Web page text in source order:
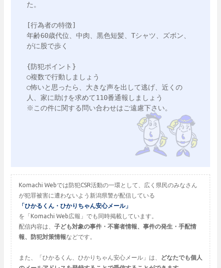
た。
[行為者の特徴]
年齢60歳代位、中肉、黒色短髪、Tシャツ、ズボン、
がに股で歩く
{防犯ポイント}
○複数で行動しましょう
○怖いと思ったら、大きな声を出して逃げ、近くの
人、家に助けを求めて110番通報しましょう
※この件に関する問い合わせはご遠慮下さい。
Komachi Webでは防犯CSR活動の一環として、広く県民のみなさん
が犯罪被害に遭わないよう新潟県警が配信している
「ひかるくん・ひかりちゃん安心メール」
を「Komachi Web広報」でも同時掲載しています。
配信内容は、 子ども対象の事件・不審者情報、事件の発生・手配情
報、防犯対策情報などです。
また、「ひかるくん、ひかりちゃん安心メール」は、
どなたでも個人